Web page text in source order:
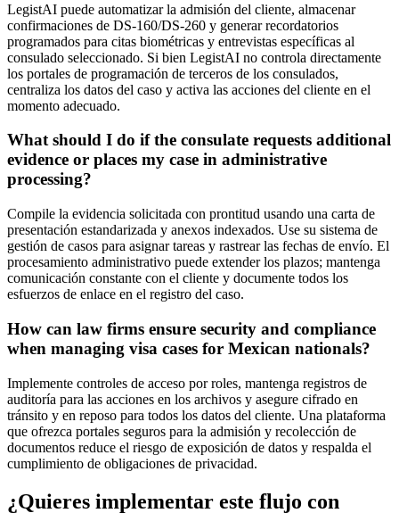
LegistAI puede automatizar la admisión del cliente, almacenar
confirmaciones de DS-160/DS-260 y generar recordatorios
programados para citas biométricas y entrevistas específicas al
consulado seleccionado. Si bien LegistAI no controla directamente
los portales de programación de terceros de los consulados,
centraliza los datos del caso y activa las acciones del cliente en el
momento adecuado.
What should I do if the consulate requests additional
evidence or places my case in administrative
processing?
Compile la evidencia solicitada con prontitud usando una carta de
presentación estandarizada y anexos indexados. Use su sistema de
gestión de casos para asignar tareas y rastrear las fechas de envío. El
procesamiento administrativo puede extender los plazos; mantenga
comunicación constante con el cliente y documente todos los
esfuerzos de enlace en el registro del caso.
How can law firms ensure security and compliance
when managing visa cases for Mexican nationals?
Implemente controles de acceso por roles, mantenga registros de
auditoría para las acciones en los archivos y asegure cifrado en
tránsito y en reposo para todos los datos del cliente. Una plataforma
que ofrezca portales seguros para la admisión y recolección de
documentos reduce el riesgo de exposición de datos y respalda el
cumplimiento de obligaciones de privacidad.
¿Quieres implementar este flujo con